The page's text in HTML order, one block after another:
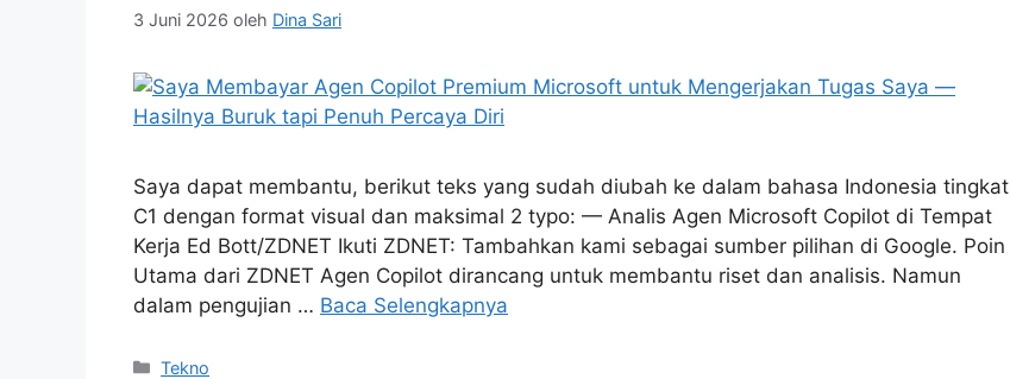
3 Juni 2026 oleh Dina Sari
Saya dapat membantu, berikut teks yang sudah diubah ke dalam bahasa Indonesia tingkat
C1 dengan format visual dan maksimal 2 typo: — Analis Agen Microsoft Copilot di Tempat
Kerja Ed Bott/ZDNET Ikuti ZDNET: Tambahkan kami sebagai sumber pilihan di Google. Poin
Utama dari ZDNET Agen Copilot dirancang untuk membantu riset dan analisis. Namun
dalam pengujian … Baca Selengkapnya
Kategori
Tekno